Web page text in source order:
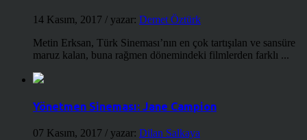
14 Kasım, 2017 / yazar: Demet Öztürk
Metin Erksan, Türk Sineması’nın en çok tartışılan ve sansüre
maruz kalan, buna rağmen dönemindeki filmlerden farklı ...
Yönetmen Sineması: Jane Campion
07 Kasım, 2017 / yazar: Dilan Salkaya